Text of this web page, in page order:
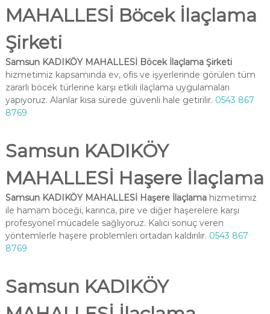
MAHALLESİ Böcek İlaçlama
Şirketi
Samsun KADIKÖY MAHALLESİ Böcek İlaçlama Şirketi
hizmetimiz kapsamında ev, ofis ve işyerlerinde görülen tüm
zararlı böcek türlerine karşı etkili ilaçlama uygulamaları
yapıyoruz. Alanlar kısa sürede güvenli hale getirilir. 0543 867
8769
Samsun KADIKÖY
MAHALLESİ Haşere İlaçlama
Samsun KADIKÖY MAHALLESİ Haşere İlaçlamahizmetimiz
ile hamam böceği, karınca, pire ve diğer haşerelere karşı
profesyonel mücadele sağlıyoruz. Kalıcı sonuç veren
yöntemlerle haşere problemleri ortadan kaldırılır. 0543 867
8769
Samsun KADIKÖY